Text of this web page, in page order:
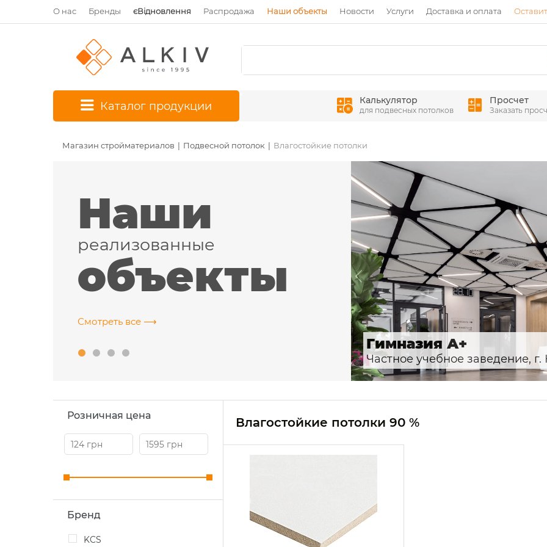
О нас Бренды єВідновлення Распродажа Наши объекты Новости Услуги Доставка и оплата
Каталог продукции Калькулятор
для подвесных потолков
Просчет
Заказать
Магазин стройматериалов Подвесной потолок Влагостойкие потолки
Наши
реализованные
объекты
Смотреть все ⟶
компания, г. Харьков
Гимназия А+
Частное учебное заведение, г.
Розничная цена
Бренд
KCS
Влагостойкие потолки 90 %